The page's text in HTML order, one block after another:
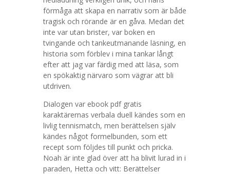
förmåga att skapa en narrativ som är både
tragisk och rörande är en gåva. Medan det
inte var utan brister, var boken en
tvingande och tankeutmanande läsning, en
historia som förblev i mina tankar långt
efter att jag var färdig med att läsa, som
en spökaktig närvaro som vägrar att bli
utdriven.
Dialogen var ebook pdf gratis
karaktärernas verbala duell kändes som en
livlig tennismatch, men berättelsen själv
kändes något formelbunden, som ett
recept som följdes till punkt och pricka.
Noah är inte glad över att ha blivit lurad in i
paraden, Hetta och vitt: Berättelser